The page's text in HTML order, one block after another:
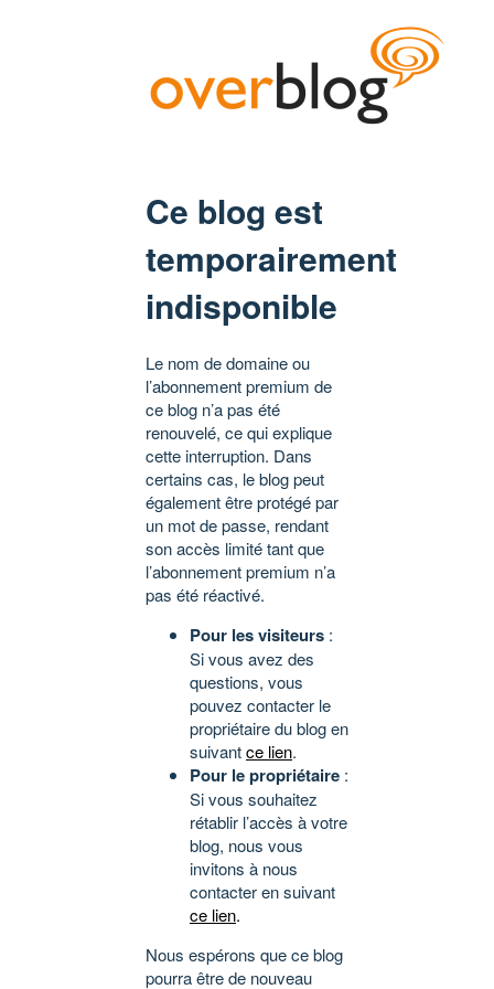
Ce blog est
temporairement
indisponible
Le nom de domaine ou
l’abonnement premium de
ce blog n’a pas été
renouvelé, ce qui explique
cette interruption. Dans
certains cas, le blog peut
également être protégé par
un mot de passe, rendant
son accès limité tant que
l’abonnement premium n’a
pas été réactivé.
Pour les visiteurs :
Si vous avez des
questions, vous
pouvez contacter le
propriétaire du blog en
suivantce lien.
Pour le propriétaire :
Si vous souhaitez
rétablir l’accès à votre
blog, nous vous
invitons à nous
contacter en suivant
ce lien.
Nous espérons que ce blog
pourra être de nouveau